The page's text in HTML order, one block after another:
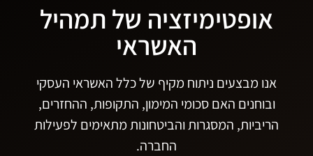
אופטימיזציה של תמהיל
האשראי
אנו מבצעים ניתוח מקיף של כלל האשראי העסקי
ובוחנים האם סכומי המימון, התקופות, ההחזרים,
הריביות, המסגרות והביטחונות מתאימים לפעילות
החברה.